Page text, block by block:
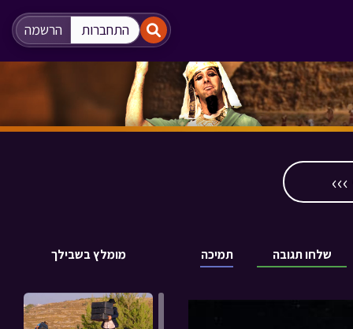
התחברות הרשמה
מומלץ בשבילך תמיכה שלחו תגובה